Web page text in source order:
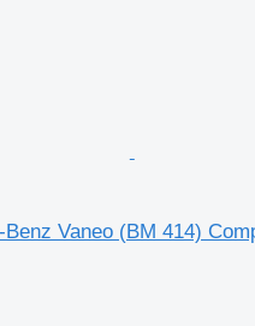
Vaneo (BM 414)